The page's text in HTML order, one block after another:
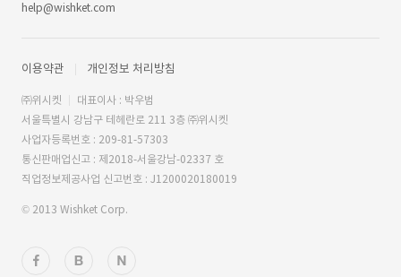
help@wishket.com
이용약관 개인정보 처리방침
㈜위시켓
대표이사 : 박우범
서울특별시 강남구 테헤란로 211 3층 ㈜위시켓
사업자등록번호 : 209-81-57303
통신판매업신고 : 제2018-서울강남-02337 호
직업정보제공사업 신고번호 : J1200020180019
© 2013 Wishket Corp.